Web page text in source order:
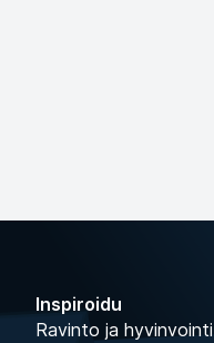
Inspiroidu
Ravinto ja hyvinvointi